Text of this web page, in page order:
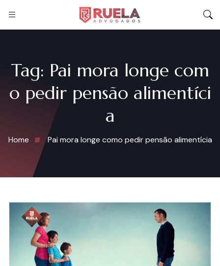
Tag: Pai mora longe com
o pedir pensão alimentíci
a
Home Pai mora longe como pedir pensão alimentícia